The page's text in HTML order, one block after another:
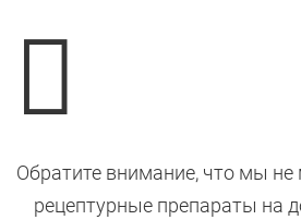

Обратите внимание, что мы
рецептурные препараты на